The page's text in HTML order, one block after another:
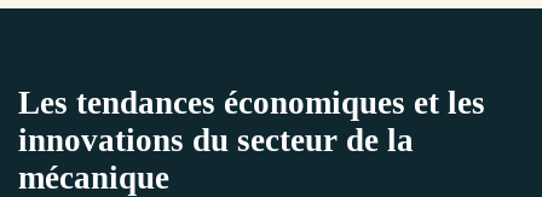
Les tendances économiques et les
innovations du secteur de la
mécanique